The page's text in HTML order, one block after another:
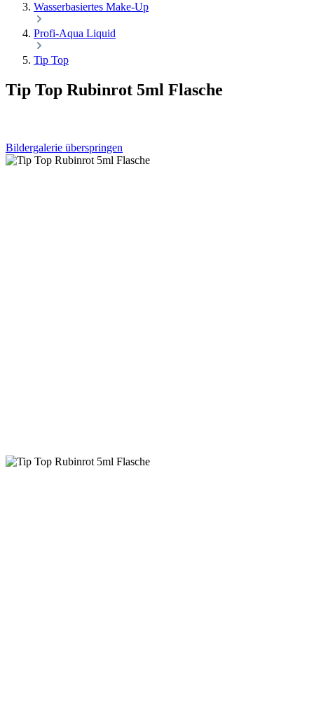
Wasserbasiertes Make-Up
Profi-Aqua Liquid
Tip Top
Tip Top Rubinrot 5ml Flasche
Bildergalerie überspringen